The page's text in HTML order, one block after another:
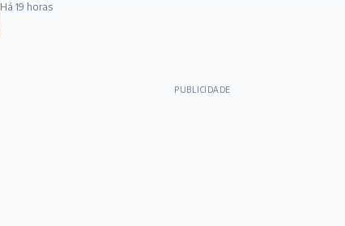
Há 19 horas
PUBLICIDADE